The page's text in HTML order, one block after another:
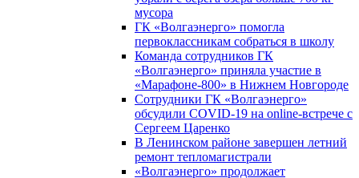
мусора
ГК «Волгаэнерго» помогла
первоклассникам собраться в школу
Команда сотрудников ГК
«Волгаэнерго» приняла участие в
«Марафоне-800» в Нижнем Новгороде
Сотрудники ГК «Волгаэнерго»
обсудили COVID-19 на online-встрече с
Сергеем Царенко
В Ленинском районе завершен летний
ремонт тепломагистрали
«Волгаэнерго» продолжает